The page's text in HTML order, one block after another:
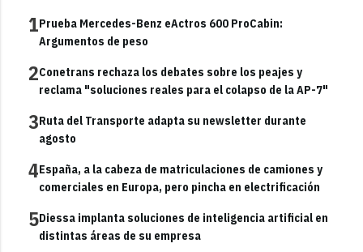
1Prueba Mercedes-Benz eActros 600 ProCabin:
Argumentos de peso
2Conetrans rechaza los debates sobre los peajes y
reclama "soluciones reales para el colapso de la AP-7"
3Ruta del Transporte adapta su newsletter durante
agosto
4España, a la cabeza de matriculaciones de camiones y
comerciales en Europa, pero pincha en electrificación
5Diessa implanta soluciones de inteligencia artificial en
distintas áreas de su empresa